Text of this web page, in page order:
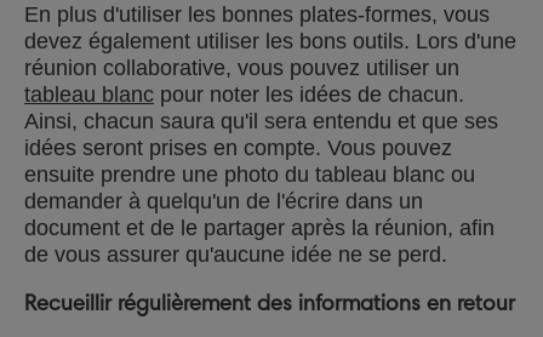
En plus d'utiliser les bonnes plates-formes, vous
devez également utiliser les bons outils. Lors d'une
réunion collaborative, vous pouvez utiliser un
tableau blanc pour noter les idées de chacun.
Ainsi, chacun saura qu'il sera entendu et que ses
idées seront prises en compte. Vous pouvez
ensuite prendre une photo du tableau blanc ou
demander à quelqu'un de l'écrire dans un
document et de le partager après la réunion, afin
de vous assurer qu'aucune idée ne se perd.
Recueillir régulièrement des informations en retour